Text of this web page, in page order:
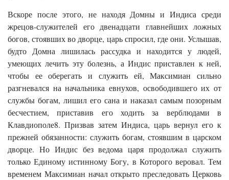
Вскоре после этого, не находя Домны и Индиса среди
жрецов-служителей его двенадцати главнейших ложных
богов, стоявших во дворце, царь спросил, где они. Услышав,
будто Домна лишилась рассудка и находится у людей,
умеющих лечить эту болезнь, а Индис приставлен к ней,
чтобы ее оберегать и служить ей, Максимиан сильно
разгневался на начальника евнухов, освободившего их от
службы богам, лишил его сана и наказал самым позорным
бесчестием, приставив его ходить за верблюдами в
Клавдиополе8. Призвав затем Индиса, царь вернул его к
прежней обязанности: служить богам, стоявшим в царском
дворце. Но Индис без ведома царя продолжал служить
только Единому истинному Богу, в Которого веровал. Тем
временем Максимиан начал открыто преследовать Церковь